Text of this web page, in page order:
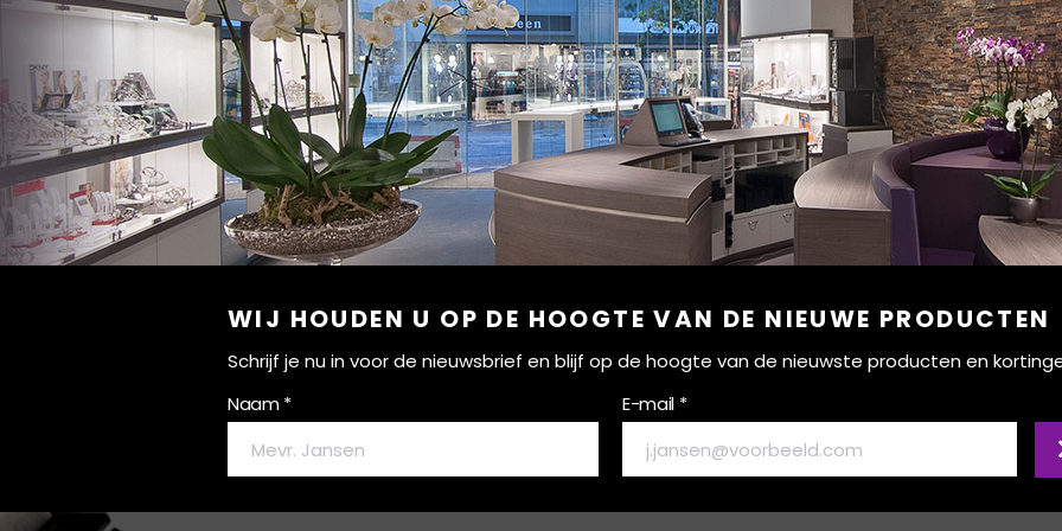
WIJ HOUDEN U OP DE HOOGTE VAN DE NIEUWE PRODUCTEN
Schrijf je nu in voor de nieuwsbrief en blijf op de hoogte van de nieuwste producten en
Naam *
E-mail *